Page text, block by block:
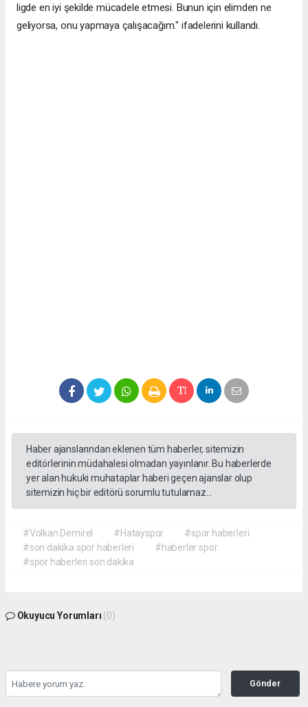
ligde en iyi şekilde mücadele etmesi. Bunun için elimden ne
geliyorsa, onu yapmaya çalışacağım." ifadelerini kullandı.
Haber ajanslarından eklenen tüm haberler, sitemizin
editörlerinin müdahalesi olmadan yayınlanır. Bu haberlerde
yer alan hukuki muhataplar haberi geçen ajanslar olup
sitemizin hiç bir editörü sorumlu tutulamaz...
#Volkan Demirel #Hatayspor
#spor haberleri
#son dakika spor haberleri
#haberler spor
#spor haberleri son dakika
Okuyucu Yorumları (0)
Gönder